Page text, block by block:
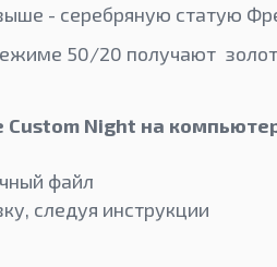
- серебряную статую
50/20 получают
Custom Night на
файл
следуя инструкции